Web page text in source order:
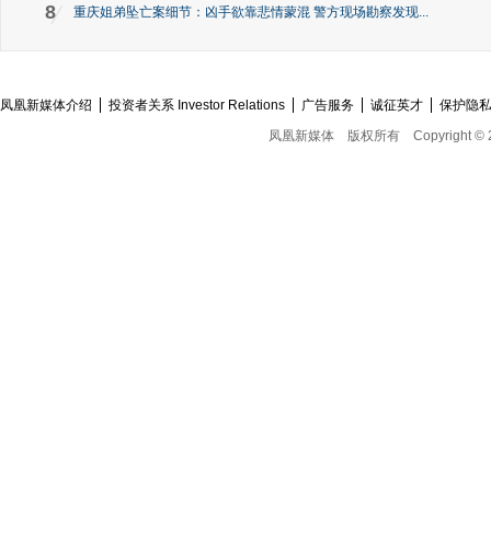
8 重庆姐弟坠亡案细节：凶手欲靠悲情蒙混 警方现场勘察发现...
凤凰新媒体介绍 投资者关系 Investor Relations 广告服务 诚征英才
保护隐
凤凰新媒体
版权所有 Copyright ©